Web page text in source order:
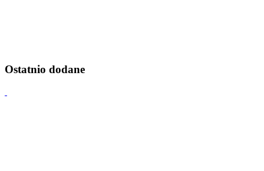
Ostatnio dodane